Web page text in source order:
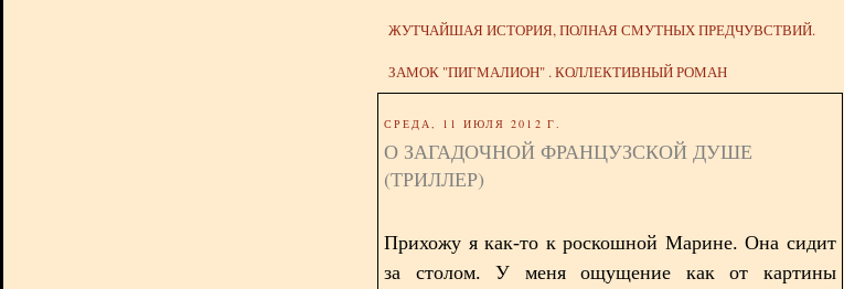
ЖУТЧАЙШАЯ ИСТОРИЯ, ПОЛНАЯ СМУТНЫХ ПРЕДЧУВСТВИЙ.
ЗАМОК "ПИГМАЛИОН" . КОЛЛЕКТИВНЫЙ РОМАН
СРЕДА, 11 ИЮЛЯ 2012 Г.
О ЗАГАДОЧНОЙ ФРАНЦУЗСКОЙ ДУШЕ
(ТРИЛЛЕР)
Прихожу я как-то к роскошной Марине. Она сидит
за столом. У меня ощущение как от картины